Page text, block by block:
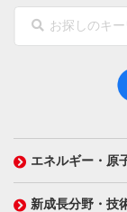
エネルギー・原
新成長分野・技